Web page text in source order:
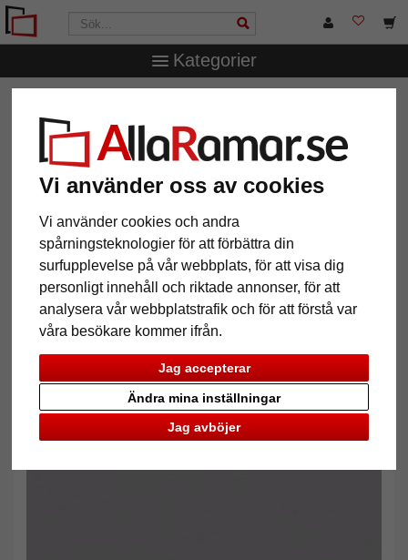
Vi använder oss av cookies
Vi använder cookies och andra
spårningsteknologier för att förbättra din
surfupplevelse på vår webbplats, för att visa dig
personligt innehåll och riktade annonser, för att
analysera vår webbplatstrafik och för att förstå var
våra besökare kommer ifrån.
Jag accepterar
Jag avböjer
Ändra mina inställningar
Kategorier
mm WhiteCore passepartout måttbeställd
1,6 mm WhiteCore passepartout
måttbeställd
Pictures